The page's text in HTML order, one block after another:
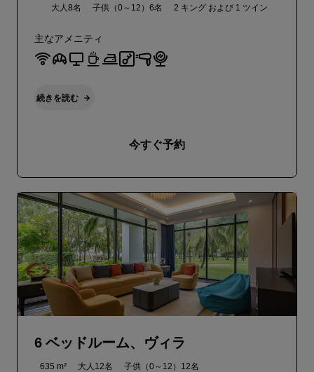
大人8名 子供（0～12）6名 2 キング および 1 ツイン
主なアメニティ
続きを読む
今すぐ予約
6 ベッドルーム、ヴィラ
635 m² 大人12名
子供（0～12）12名